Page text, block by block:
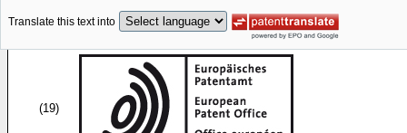
Translate this text into
(19)